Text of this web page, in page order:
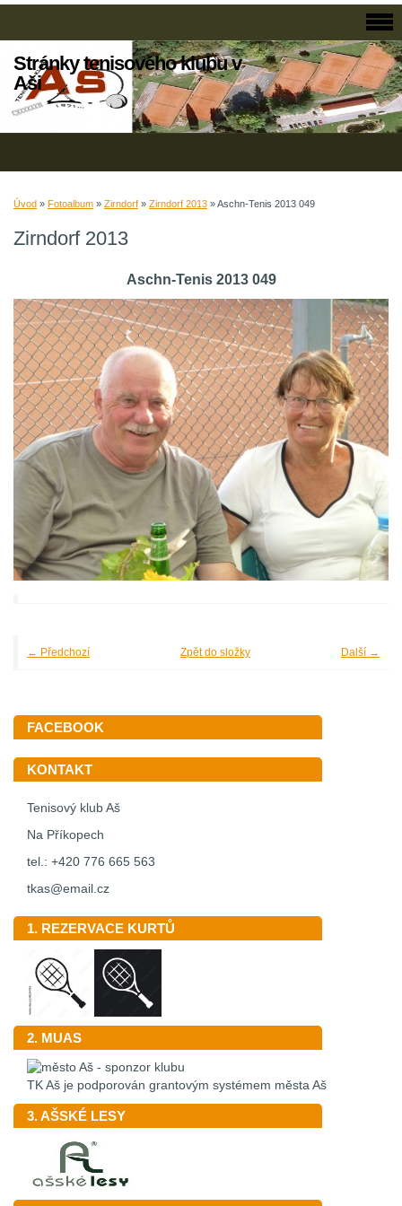
Stránky tenisového klubu v
Aši
Úvod » Fotoalbum » Zirndorf » Zirndorf 2013 »Aschn-Tenis 2013 049
Zirndorf 2013
Aschn-Tenis 2013 049
← Předchozí Další →
Zpět do složky
FACEBOOK
KONTAKT
Tenisový klub Aš
Na Příkopech
tel.: +420 776 665 563
tkas@email.cz
1. REZERVACE KURTŮ
2. MUAS
TK Aš je podporován grantovým systémem města Aš
3. AŠSKÉ LESY